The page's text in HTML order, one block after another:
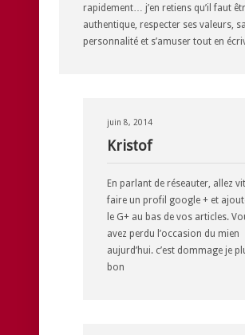
rapidement… j’en retiens qu’il faut
authentique, respecter ses valeurs, sa
personnalité et s’amuser tout en
juin 8, 2014
Kristof
En parlant de réseauter, allez
faire un profil google + et
le G+ au bas de vos articles.
avez perdu l’occasion du mien
aujurd’hui. c’est dommage je
bon